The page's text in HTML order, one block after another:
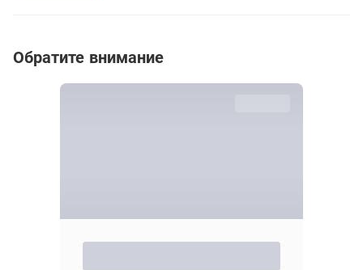
Обратите внимание